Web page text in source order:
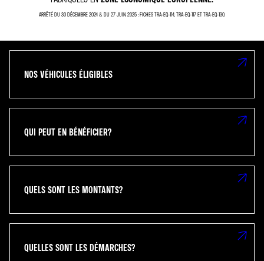
ARRÊTÉ DU 30 DÉCEMBRE 2024 & DU 27 JUIN 2025 : FICHES TRA-EQ-114, TRA-EQ-117 ET TRA-EQ-130.
NOS VÉHICULES ÉLIGIBLES
QUI PEUT EN BÉNÉFICIER?
QUELS SONT LES MONTANTS?
QUELLES SONT LES DÉMARCHES?